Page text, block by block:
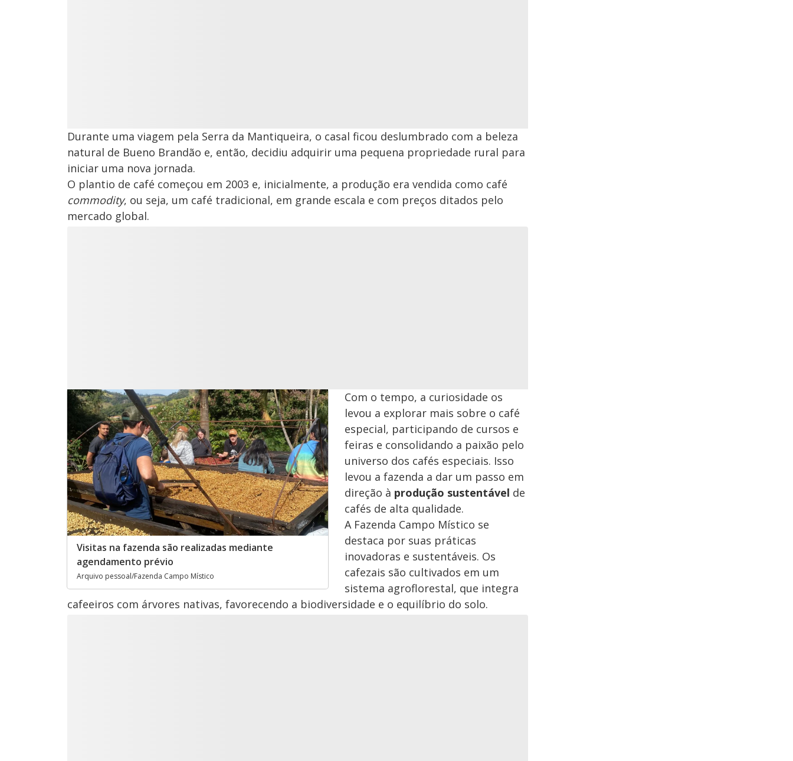
Durante uma viagem pela Serra da Mantiqueira, o casal ficou deslumbrado com a beleza
natural de Bueno Brandão e, então, decidiu adquirir uma pequena propriedade rural para
iniciar uma nova jornada.
O plantio de café começou em 2003 e, inicialmente, a produção era vendida como café
commodity, ou seja, um café tradicional, em grande escala e com preços ditados pelo
mercado global.
Visitas na fazenda são realizadas mediante
agendamento prévio
Arquivo pessoal/Fazenda Campo Místico
Com o tempo, a curiosidade os
levou a explorar mais sobre o café
especial, participando de cursos e
feiras e consolidando a paixão pelo
universo dos cafés especiais. Isso
levou a fazenda a dar um passo em
direção à produção sustentável de
cafés de alta qualidade.
A Fazenda Campo Místico se
destaca por suas práticas
inovadoras e sustentáveis. Os
cafezais são cultivados em um
sistema agroflorestal, que integra
cafeeiros com árvores nativas, favorecendo a biodiversidade e o equilíbrio do solo.